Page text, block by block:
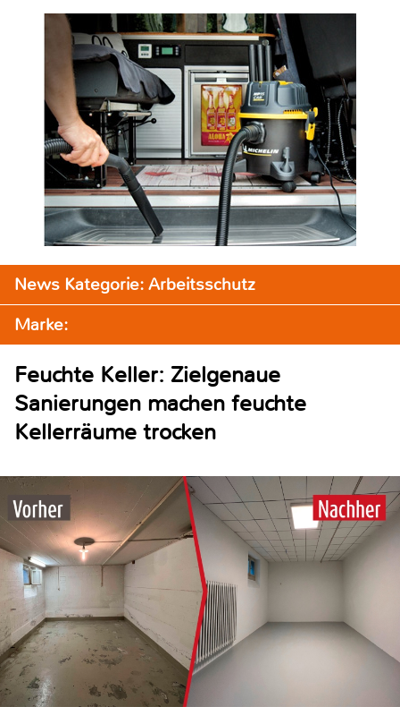
News Kategorie: Arbeitsschutz
Marke:
Feuchte Keller: Zielgenaue
Sanierungen machen feuchte
Kellerräume trocken